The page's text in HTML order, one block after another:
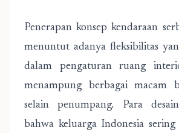
Penerapan konsep kendaraan
menuntut adanya fleksibilitas
dalam pengaturan ruang
menampung berbagai macam
selain penumpang. Para
bahwa keluarga Indonesia